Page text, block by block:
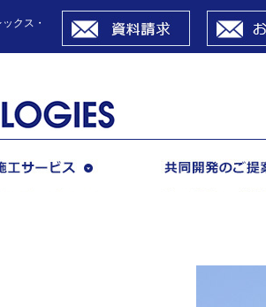
クス・
資料請求
施工サービス